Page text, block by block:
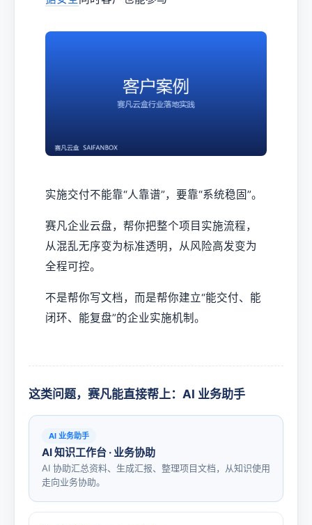
实施交付不能靠“人靠谱”，要靠“系统稳固”。
赛凡企业云盘，帮你把整个项目实施流程，
从混乱无序变为标准透明，从风险高发变为
全程可控。
不是帮你写文档，而是帮你建立“能交付、能
闭环、能复盘”的企业实施机制。
这类问题，赛凡能直接帮上：AI 业务助手
AI 业务助手
AI 知识工作台 · 业务协助
AI 协助汇总资料、生成汇报、整理项目文档，从知识使用
走向业务协助。